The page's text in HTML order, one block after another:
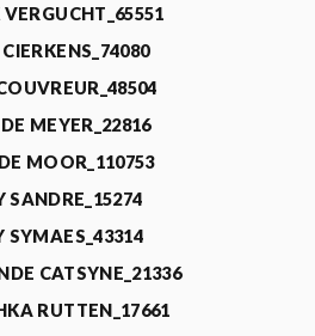
MEYER_22816
MOOR_110753
SANDRE_15274
SYMAES_43314
CATSYNE_21336
RUTTEN_17661